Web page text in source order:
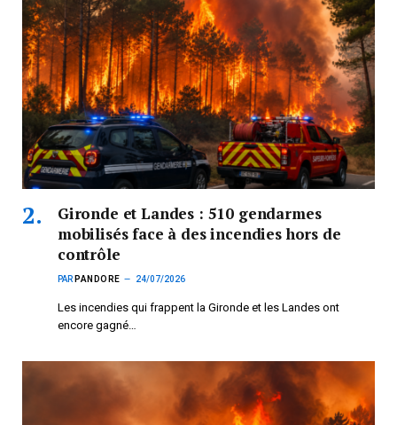
Gironde et Landes : 510 gendarmes
mobilisés face à des incendies hors de
contrôle
PAR PANDORE 24/07/2026
Les incendies qui frappent la Gironde et les Landes ont
encore gagné…